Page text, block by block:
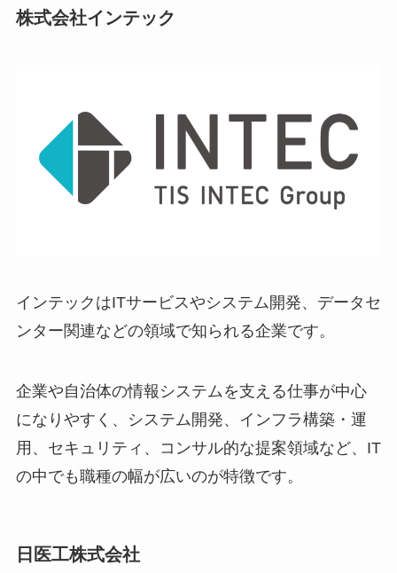
株式会社インテック
インテックはITサービスやシステム開発、データセ
ンター関連などの領域で知られる企業です。
企業や自治体の情報システムを支える仕事が中心
になりやすく、システム開発、インフラ構築・運
用、セキュリティ、コンサル的な提案領域など、IT
の中でも職種の幅が広いのが特徴です。
日医工株式会社